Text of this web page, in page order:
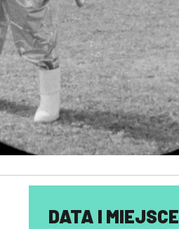
DATA I MIEJSCE